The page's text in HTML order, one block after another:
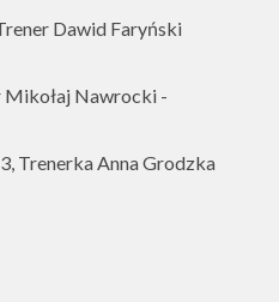
Dawid Faryński
Mikołaj Nawrocki -
Trenerka Anna Grodzka